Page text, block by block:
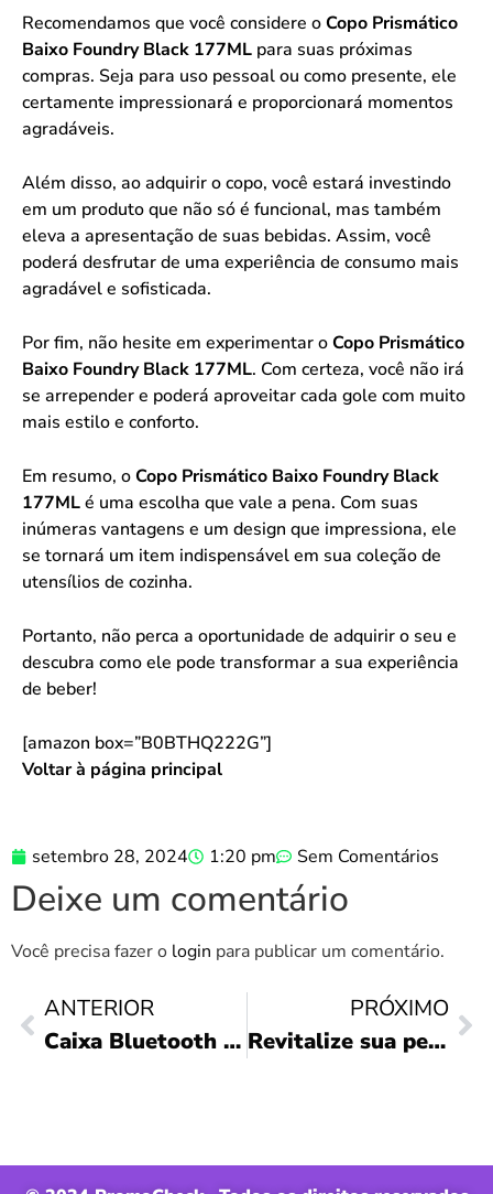
Recomendamos que você considere oCopo Prismático
Baixo Foundry Black 177ML para suas próximas
compras. Seja para uso pessoal ou como presente, ele
certamente impressionará e proporcionará momentos
agradáveis.
Além disso, ao adquirir o copo, você estará investindo
em um produto que não só é funcional, mas também
eleva a apresentação de suas bebidas. Assim, você
poderá desfrutar de uma experiência de consumo mais
agradável e sofisticada.
Por fim, não hesite em experimentar oCopo Prismático
Baixo Foundry Black 177ML. Com certeza, você não irá
se arrepender e poderá aproveitar cada gole com muito
mais estilo e conforto.
Em resumo, oCopo Prismático Baixo Foundry Black
177MLé uma escolha que vale a pena. Com suas
inúmeras vantagens e um design que impressiona, ele
se tornará um item indispensável em sua coleção de
utensílios de cozinha.
Portanto, não perca a oportunidade de adquirir o seu e
descubra como ele pode transformar a sua experiência
de beber!
[amazon box=”B0BTHQ222G”]
Voltar à página principal
setembro 28, 2024 1:20 pm Sem Comentários
Deixe um comentário
Você precisa fazer o login para publicar um comentário.
ANTERIOR
Caixa Bluetooth Essential Sound Go: Potência e Estilo
PRÓXIMO
Revitalize sua pele com NIVEA Gel Esfoliante!